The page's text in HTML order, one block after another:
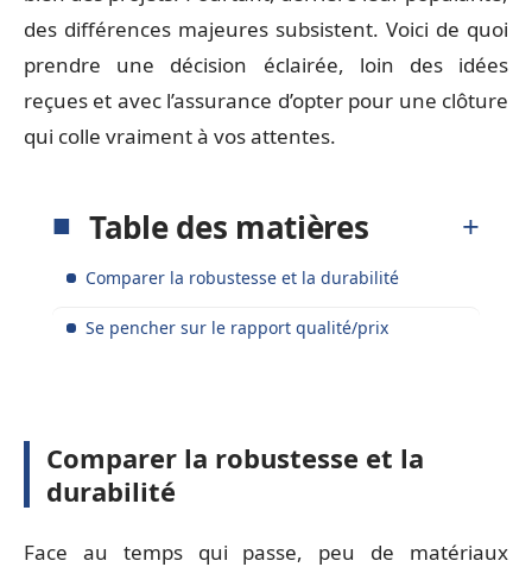
des différences majeures subsistent. Voici de quoi
prendre une décision éclairée, loin des idées
reçues et avec l’assurance d’opter pour une clôture
qui colle vraiment à vos attentes.
Table des matières
Comparer la robustesse et la durabilité
Se pencher sur le rapport qualité/prix
Comparer la robustesse et la
durabilité
Face au temps qui passe, peu de matériaux